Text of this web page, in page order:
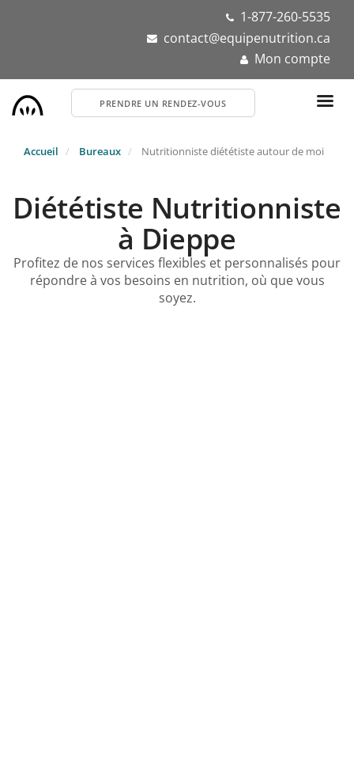
1-877-260-5535
contact@equipenutrition.ca
Mon compte
PRENDRE UN RENDEZ-VOUS
Accueil Bureaux Nutritionniste diététiste autour de moi
Diététiste Nutritionniste
à Dieppe
Profitez de nos services flexibles et personnalisés pour
répondre à vos besoins en nutrition, où que vous
soyez.